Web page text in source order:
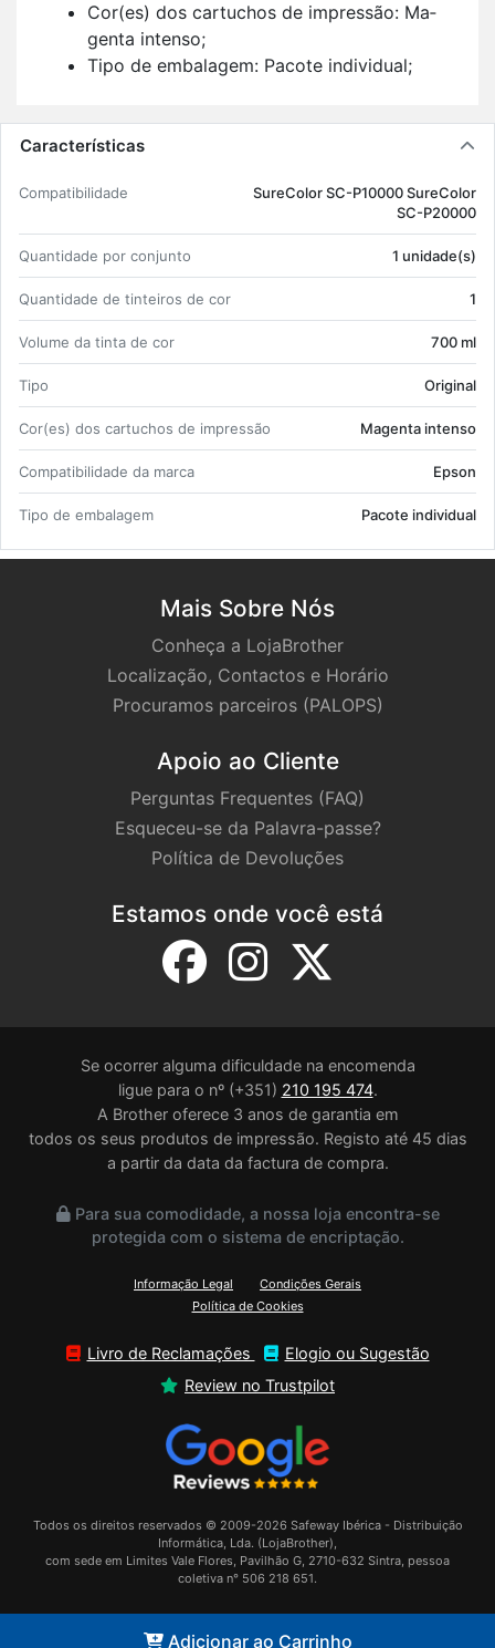
Cor(es) dos car­tu­chos de im­pressão: Ma­
genta in­tenso;
Tipo de em­ba­lagem: Pa­cote in­di­vi­dual;
Com­pa­ti­bi­li­dade da marca: Epson;
1 uni­dade(s).
Características
Com­pa­ti­bi­li­dade
Su­re­Color SC-P10000 Su­re­Color
SC-P20000
Quan­ti­dade por con­junto 1 uni­dade(s)
Quan­ti­dade de tin­teiros de cor 1
Vo­lume da tinta de cor 700 ml
Tipo Ori­ginal
Cor(es) dos car­tu­chos de im­pressão Ma­genta in­tenso
Com­pa­ti­bi­li­dade da marca Epson
Tipo de em­ba­lagem Pa­cote in­di­vi­dual
Adicionar ao Carrinho
Mais Sobre Nós
Conheça a LojaBrother
Localização, Contactos e Horário
Procuramos parceiros (PALOPS)
Apoio ao Cliente
Perguntas Frequentes (FAQ)
Esqueceu-se da Palavra-passe?
Política de Devoluções
Estamos onde você está
Se ocorrer alguma dificuldade na encomenda
ligue para o nº (+351) 210 195 474.
A Brother oferece 3 anos de garantia em
todos os seus produtos de impressão. Registo até 45 dias
a partir da data da factura de compra.
Para sua comodidade, a nossa loja encontra-se
protegida com o sistema de encriptação.
Informação Legal
Condições Gerais
Política de Cookies
Livro de Reclamações
Elogio ou Sugestão
Review no Trustpilot
Todos os direitos reservados © 2009-2026 Safeway Ibérica - Distribuição
Informática, Lda. (LojaBrother),
com sede em Limites Vale Flores, Pavilhão G, 2710-632 Sintra, pessoa
coletiva n° 506 218 651.